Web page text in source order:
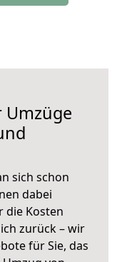
sich schon
dabei
die Kosten
zurück – wir
für Sie, das